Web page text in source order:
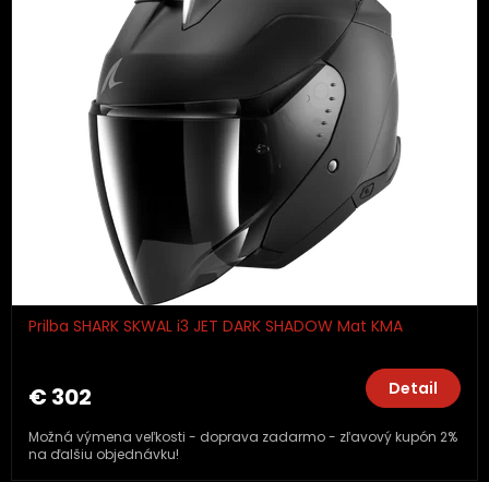
Prilba SHARK SKWAL i3 JET DARK SHADOW Mat KMA
€ 302 Detail
Možná výmena veľkosti - doprava zadarmo - zľavový kupón 2%
na ďalšiu objednávku!